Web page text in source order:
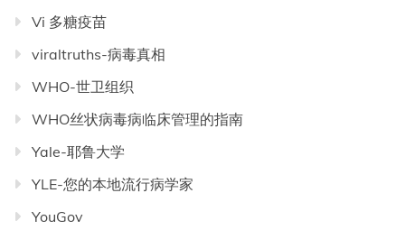
Vi 多糖疫苗
viraltruths-病毒真相
WHO-世卫组织
WHO丝状病毒病临床管理的指南
Yale-耶鲁大学
YLE-您的本地流行病学家
YouGov